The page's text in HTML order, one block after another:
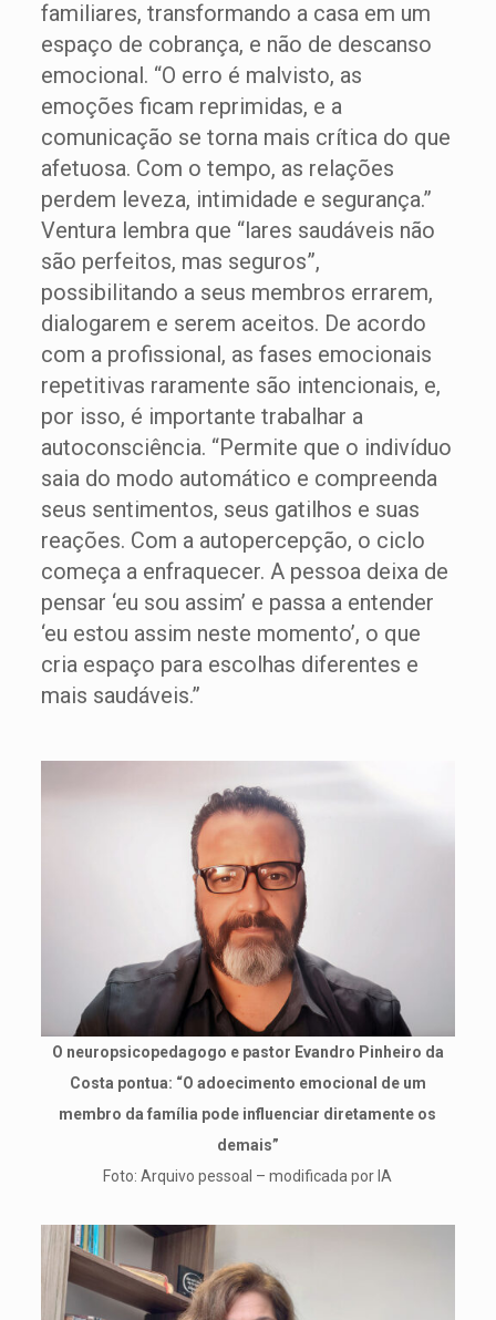
familiares, transformando a casa em um
espaço de cobrança, e não de descanso
emocional. “O erro é malvisto, as
emoções ficam reprimidas, e a
comunicação se torna mais crítica do que
afetuosa. Com o tempo, as relações
perdem leveza, intimidade e segurança.”
Ventura lembra que “lares saudáveis não
são perfeitos, mas seguros”,
possibilitando a seus membros errarem,
dialogarem e serem aceitos. De acordo
com a profissional, as fases emocionais
repetitivas raramente são intencionais, e,
por isso, é importante trabalhar a
autoconsciência. “Permite que o indivíduo
saia do modo automático e compreenda
seus sentimentos, seus gatilhos e suas
reações. Com a autopercepção, o ciclo
começa a enfraquecer. A pessoa deixa de
pensar ‘eu sou assim’ e passa a entender
‘eu estou assim neste momento’, o que
cria espaço para escolhas diferentes e
mais saudáveis.”
O neuropsicopedagogo e pastor Evandro Pinheiro da
Costa pontua: “O adoecimento emocional de um
membro da família pode influenciar diretamente os
demais”
Foto: Arquivo pessoal – modificada por IA